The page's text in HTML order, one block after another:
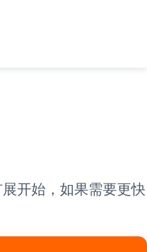
开始，如果需要更快